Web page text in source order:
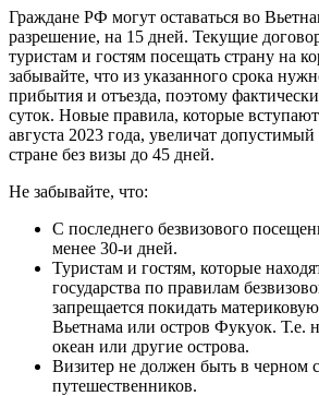
Граждане РФ могут оставаться во
разрешение, на 15 дней. Текущие
туристам и гостям посещать страну на
забывайте, что из указанного срока
прибытия и отъезда, поэтому
суток. Новые правила, которые
августа 2023 года, увеличат
стране без визы до 45 дней.
Не забывайте, что:
С последнего безвизового
менее 30-и дней.
Туристам и гостям, которые
государства по правилам
запрещается покидать
Вьетнама или остров Фукуок. Т.е.
океан или другие острова.
Визитер не должен быть в черном
путешественников.